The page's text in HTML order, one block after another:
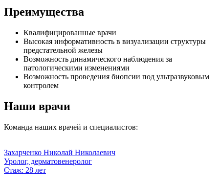
Преимущества
Квалифицированные врачи
Высокая информативность в визуализации структуры
предстательной железы
Возможность динамического наблюдения за
патологическими изменениями
Возможность проведения биопсии под ультразвуковым
контролем
Наши врачи
Команда наших врачей и специалистов:
Захарченко Николай Николаевич
Уролог, дерматовенеролог
Стаж: 28 лет